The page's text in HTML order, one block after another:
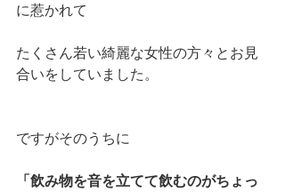
に惹かれて
たくさん若い綺麗な女性の方々とお見
合いをしていました。
ですがそのうちに
「飲み物を音を立てて飲むのがちょっ